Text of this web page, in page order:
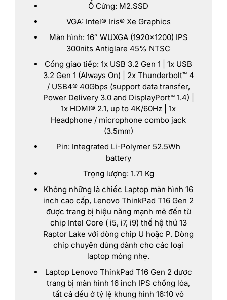
Ổ Cứng: M2.SSD
VGA: Intel® Iris® Xe Graphics
Màn hình: 16″ WUXGA (1920×1200) IPS
300nits Antiglare 45% NTSC
Cổng giao tiếp: 1x USB 3.2 Gen 1 | 1x USB
3.2 Gen 1 (Always On) | 2x Thunderbolt™ 4
/ USB4® 40Gbps (support data transfer,
Power Delivery 3.0 and DisplayPort™ 1.4) |
1x HDMI® 2.1, up to 4K/60Hz | 1x
Headphone / microphone combo jack
(3.5mm)
Pin: Integrated Li-Polymer 52.5Wh
battery
Trọng lượng: 1.71 Kg
Không những là chiếc Laptop màn hình 16
inch cao cấp, Lenovo ThinkPad T16 Gen 2
được trang bị hiệu năng mạnh mẽ đến từ
chip Intel Core ( i5, i7, i9) thế hệ thứ 13
Raptor Lake với dòng chip U hoặc P. Dòng
chip chuyên dùng dành cho các loại
laptop mỏng nhẹ.
Laptop Lenovo ThinkPad T16 Gen 2 được
trang bị màn hình 16 inch IPS chống lóa,
tất cả đều ở tỷ lệ khung hình 16:10 vô